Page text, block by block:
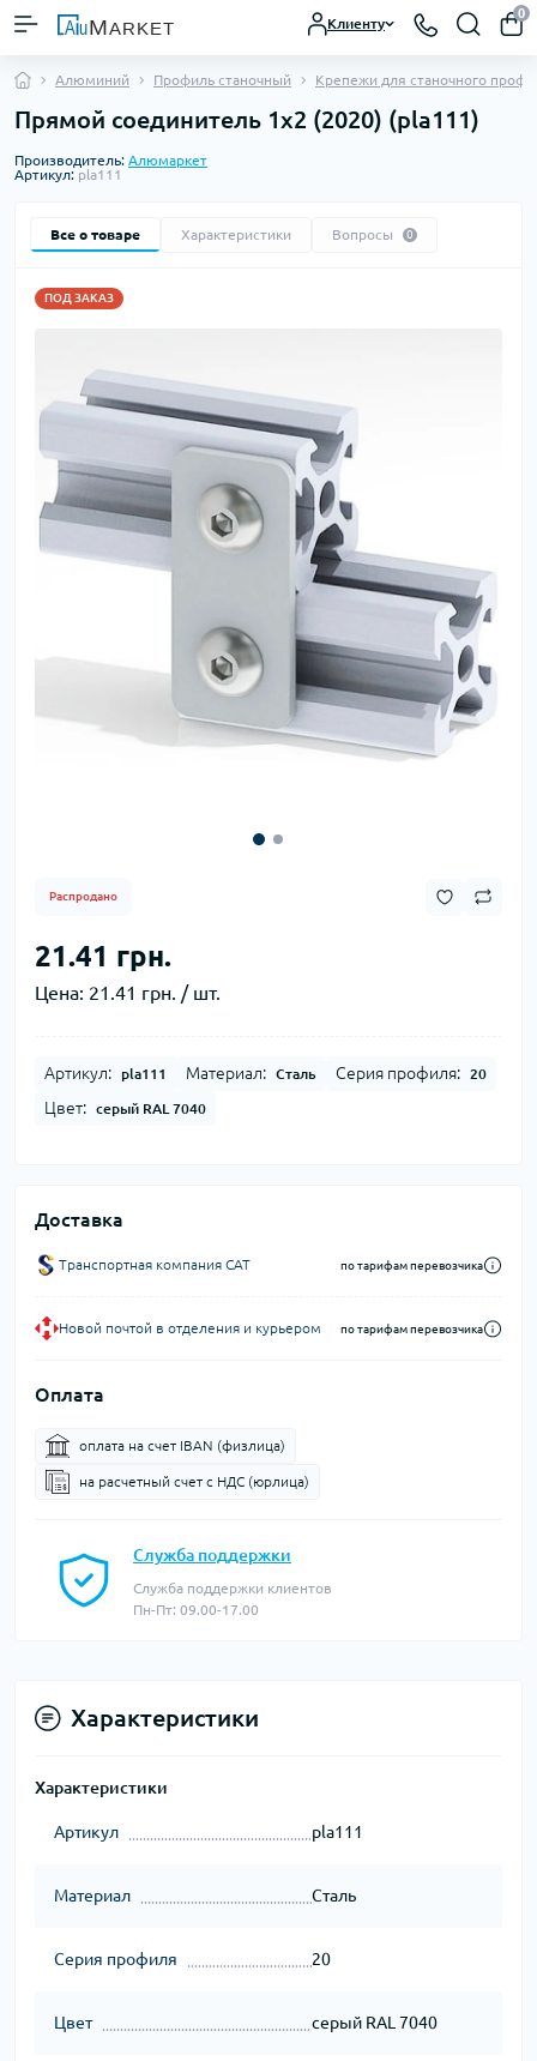
Клиенту
0
Алюминий Профиль станочный Крепежи для станочного
Прямой соединитель 1х2 (2020) (pla111)
Производитель: Алюмаркет
Артикул: pla111
Все о товаре Характеристики Вопросы 0
ПОД ЗАКАЗ
Распродано
21.41 грн.
Цена: 21.41 грн. / шт.
Артикул: pla111 Материал: Сталь Серия профиля: 20
Цвет: серый RAL 7040
Доставка
Транспортная компания CAT по тарифам перевозчика
Новой почтой в отделения и курьером по тарифам перевозчика
Оплата
оплата на счет IBAN (физлица)
на расчетный счет c НДС (юрлица)
Служба поддержки
Служба поддержки клиентов
Пн-Пт: 09.00-17.00
Характеристики
Характеристики
Артикул pla111
Материал Сталь
Серия профиля 20
Цвет серый RAL 7040